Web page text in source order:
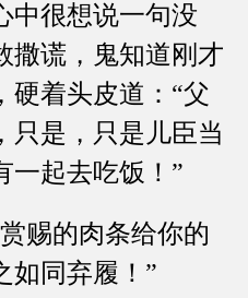
很想说一句没
撒谎，鬼知道刚才
硬着头皮道：“父
只是，只是儿臣当
一起去吃饭！”
的肉条给你的
如同弃履！”